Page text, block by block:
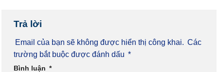
Trả lời
Email của bạn sẽ không được hiển thị công khai. Các
trường bắt buộc được đánh dấu *
Bình luận *